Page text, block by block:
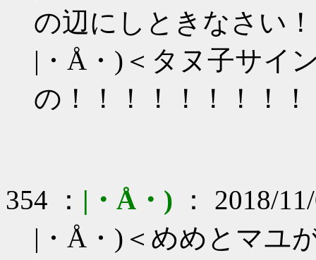
の辺にしときなさい
|・Å・)＜タヌ子サイ
の！！！！！！！！！
354 ： |・Å・) ： 2018/
|・Å・)＜めめとマユ